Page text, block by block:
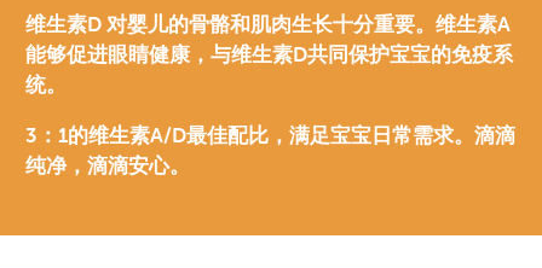
维生素D 对婴儿的骨骼和肌肉生长十分重要。维生素A
能够促进眼睛健康，与维生素D共同保护宝宝的免疫系
统。
3：1的维生素A/D最佳配比，满足宝宝日常需求。滴滴
纯净，滴滴安心。